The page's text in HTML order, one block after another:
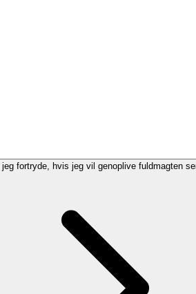
jeg fortryde, hvis jeg vil genoplive fuldmagten